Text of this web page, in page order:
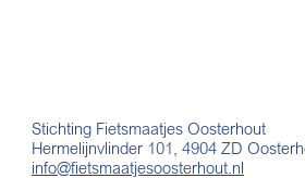
Stichting Fietsmaatjes Oosterhout
Hermelijnvlinder 101, 4904 ZD
info@fietsmaatjesoosterhout.nl